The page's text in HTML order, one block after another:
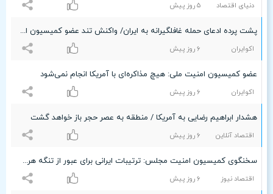
دنیای اقتصاد ۵ روز پیش
پشت پرده ادعای حمله غافلگیرانه به ایران/ واکنش تند عضو کمیسیون امنیت ملی
اکوایران ۶ روز پیش
عضو کمیسیون امنیت ملی: هیچ مذاکره‌ای با آمریکا انجام نمی‌شود
اکوایران ۶ روز پیش
هشدار ابراهیم رضایی به آمریکا / منطقه به عصر حجر باز خواهد گشت
اقتصاد آنلاین ۶ روز پیش
سخنگوی کمیسیون امنیت مجلس: ترتیبات ایرانی برای عبور از تنگه هرمز تنها گزینه روی میز است
اقتصاد نیوز ۶ روز پیش